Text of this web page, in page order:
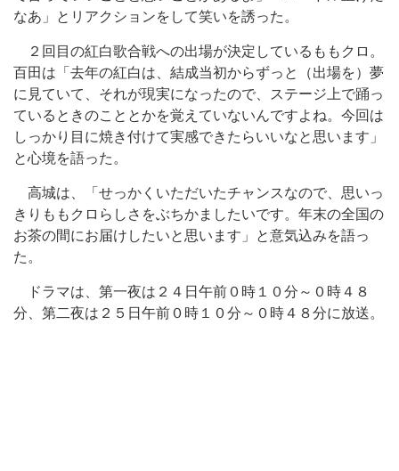
なあ」とリアクションをして笑いを誘った。
２回目の紅白歌合戦への出場が決定しているももクロ。
百田は「去年の紅白は、結成当初からずっと（出場を）夢
に見ていて、それが現実になったので、ステージ上で踊っ
ているときのこととかを覚えていないんですよね。今回は
しっかり目に焼き付けて実感できたらいいなと思います」
と心境を語った。
高城は、「せっかくいただいたチャンスなので、思いっ
きりももクロらしさをぶちかましたいです。年末の全国の
お茶の間にお届けしたいと思います」と意気込みを語っ
た。
ドラマは、第一夜は２４日午前０時１０分～０時４８
分、第二夜は２５日午前０時１０分～０時４８分に放送。